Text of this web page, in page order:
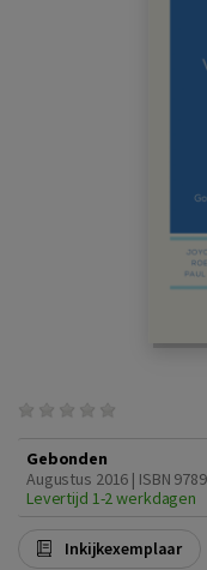
Gebonden
Augustus 2016 | ISBN
Levertijd 1-2 werkdagen
Inkijkexemplaar